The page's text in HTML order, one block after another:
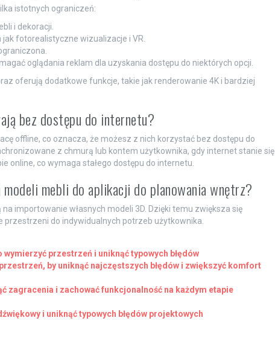
istotnych ograniczeń:
i dekoracji.
fotorealistyczne wizualizacje i VR.
oglądania reklam dla uzyskania dostępu do niektórych opcji.
oferują dodatkowe funkcje, takie jak renderowanie 4K i bardziej
bez dostępu do internetu?
offline, co oznacza, że możesz z nich korzystać bez dostępu do
z chmurą lub kontem użytkownika, gdy internet stanie się
online, co wymaga stałego dostępu do internetu.
mebli do aplikacji do planowania wnętrz?
importowanie własnych modeli 3D. Dzięki temu zwiększa się
do indywidualnych potrzeb użytkownika.
przestrzeń i uniknąć typowych błędów
by uniknąć najczęstszych błędów i zwiększyć komfort
zagracenia i zachować funkcjonalność na każdym etapie
i uniknąć typowych błędów projektowych